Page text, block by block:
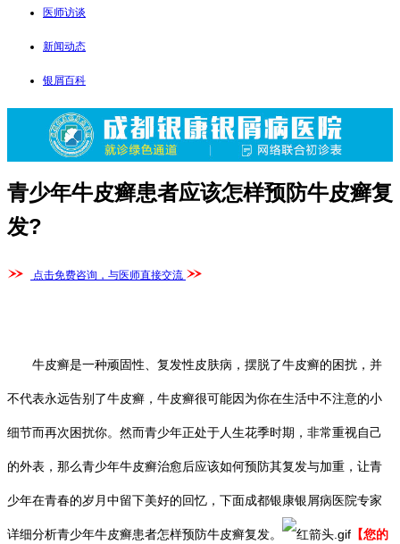
医师访谈
新闻动态
银屑百科
青少年牛皮癣患者应该怎样预防牛皮癣复
发?
点击免费咨询，与医师直接交流
牛皮癣是一种顽固性、复发性皮肤病，摆脱了牛皮癣的困扰，并
不代表永远告别了牛皮癣，牛皮癣很可能因为你在生活中不注意的小
细节而再次困扰你。然而青少年正处于人生花季时期，非常重视自己
的外表，那么青少年牛皮癣治愈后应该如何预防其复发与加重，让青
少年在青春的岁月中留下美好的回忆，下面成都银康银屑病医院专家
详细分析青少年牛皮癣患者怎样预防牛皮癣复发。 【您的